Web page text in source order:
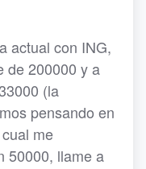
actual con ING,
de 200000 y a
(la
pensando en
me
50000, llame a